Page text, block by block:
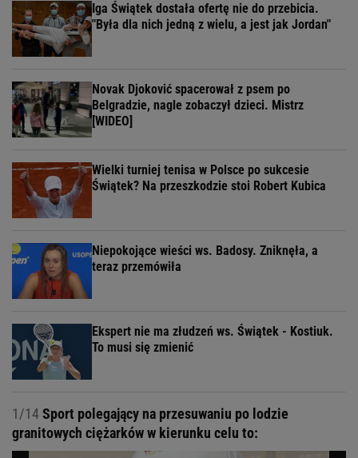
Iga Świątek dostała ofertę nie do przebicia.
"Była dla nich jedną z wielu, a jest jak Jordan"
Novak Djoković spacerował z psem po
Belgradzie, nagle zobaczył dzieci. Mistrz
[WIDEO]
Wielki turniej tenisa w Polsce po sukcesie
Świątek? Na przeszkodzie stoi Robert Kubica
Niepokojące wieści ws. Badosy. Zniknęła, a
teraz przemówiła
Ekspert nie ma złudzeń ws. Świątek - Kostiuk.
To musi się zmienić
1/14Sport polegający na przesuwaniu po lodzie
granitowych ciężarków w kierunku celu to: